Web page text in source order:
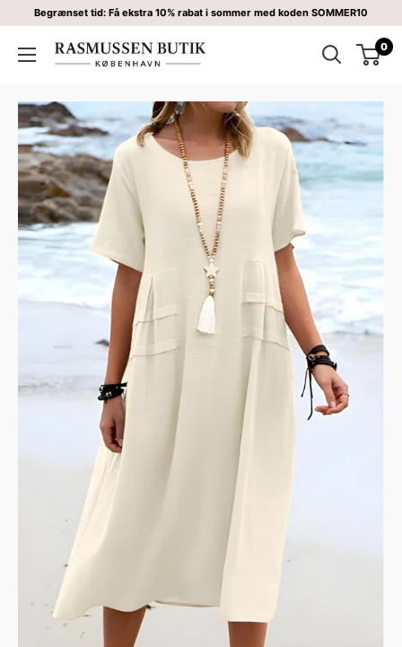
Begrænset tid: Få ekstra 10% rabat i sommer med koden SOMMER10
0